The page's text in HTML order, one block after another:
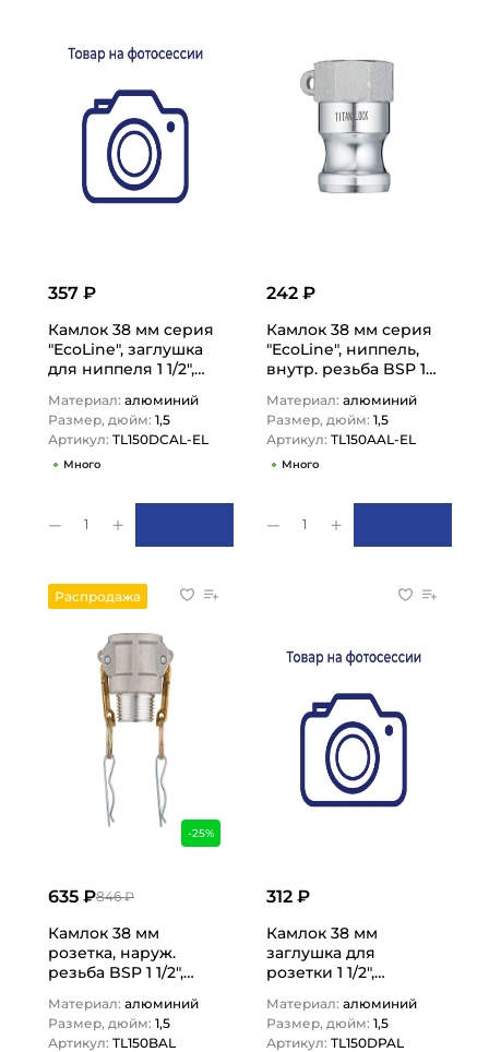
357 ₽
Камлок 38 мм серия
"EcoLine", заглушка
для ниппеля 1 1/2",
LOCK
Материал: алюминий
Размер, дюйм: 1,5
Артикул: TL150DCAL-EL
Много
1
242 ₽
Камлок 38 мм серия
"EcoLine", ниппель,
внутр. резьба BSP 1
TITAN LOCK
Материал: алюминий
Размер, дюйм: 1,5
Артикул: TL150AAL-EL
Много
1
Распродажа
-25%
846 ₽
635 ₽
Камлок 38 мм
розетка, наруж.
резьба BSP 1 1/2",
Материал: алюминий
Размер, дюйм: 1,5
Артикул: TL150BAL
312 ₽
Камлок 38 мм
заглушка для
розетки 1 1/2",
LOCK
Материал: алюминий
Размер, дюйм: 1,5
Артикул: TL150DPAL